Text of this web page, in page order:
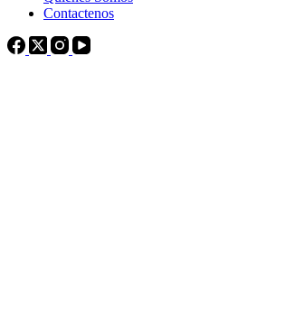
Contactenos